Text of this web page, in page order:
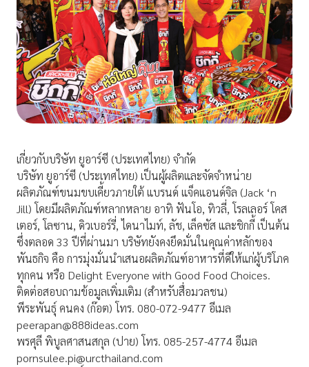
เกี่ยวกับบริษัท ยูอาร์ซี (ประเทศไทย) จำกัด
บริษัท ยูอาร์ซี (ประเทศไทย) เป็นผู้ผลิตและจัดจำหน่าย
ผลิตภัณฑ์ขนมขบเคี้ยวภายใต้ แบรนด์ แจ็คแอนด์จิล (Jack ‘n
Jill) โดยมีผลิตภัณฑ์หลากหลาย อาทิ ฟันโอ, ทิวลี่, โรลเลอร์ โคส
เตอร์, โลซาน, ดิวเบอร์รี่, ไดนาไมท์, ลัช, เล็คซัส และชิกกี้ เป็นต้น
ซึ่งตลอด 33 ปีที่ผ่านมา บริษัทยังคงยึดมั่นในคุณค่าหลักของ
พันธกิจ คือ การมุ่งมั่นนำเสนอผลิตภัณฑ์อาหารที่ดีให้แก่ผู้บริโภค
ทุกคน หรือ Delight Everyone with Good Food Choices.
ติดต่อสอบถามข้อมูลเพิ่มเติม (สำหรับสื่อมวลชน)
พีระพันธุ์ คนคง (ก๊อต) โทร. 080-072-9477 อีเมล
peerapan@888ideas.com
พรศุลี พิบูลศาสนสกุล (ปาย) โทร. 085-257-4774 อีเมล
pornsulee.pi@urcthailand.com